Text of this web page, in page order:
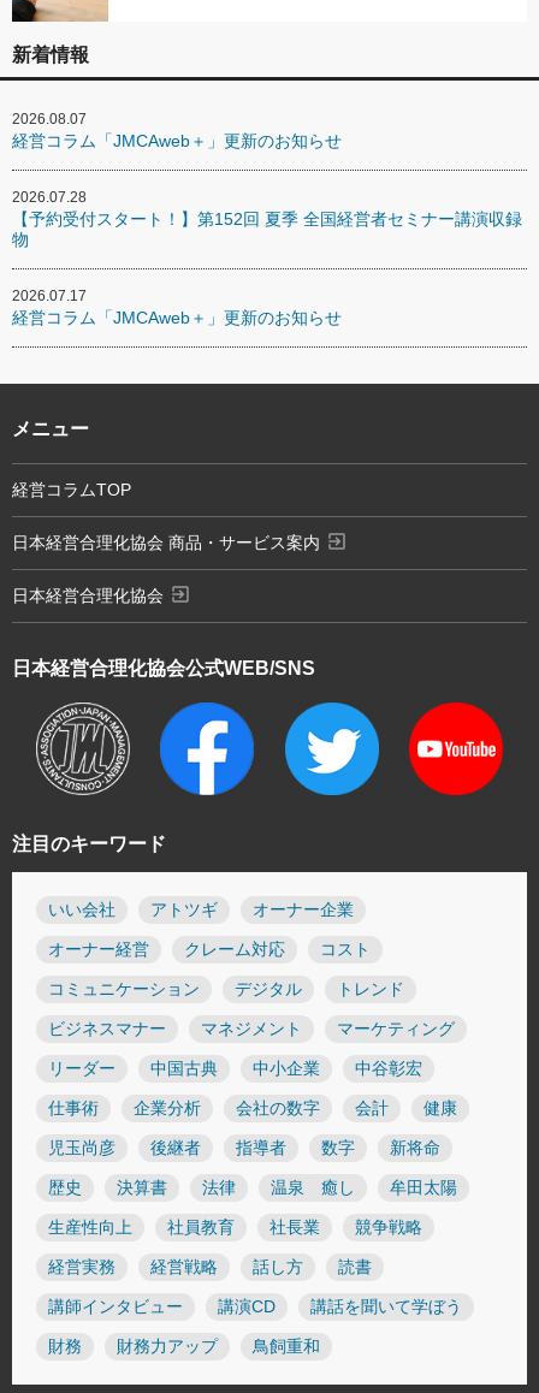
新着情報
2026.08.07
経営コラム「JMCAweb＋」更新のお知らせ
2026.07.28
【予約受付スタート！】第152回 夏季 全国経営者セミナー講演収録
物
2026.07.17
経営コラム「JMCAweb＋」更新のお知らせ
注目のキーワード
いい会社 アトツギ オーナー企業
オーナー経営 クレーム対応 コスト
コミュニケーション デジタル トレンド
ビジネスマナー マネジメント マーケティング
リーダー 中国古典 中小企業 中谷彰宏
仕事術 企業分析 会社の数字 会計 健康
児玉尚彦 後継者 指導者 数字 新将命
歴史 決算書 法律 温泉 癒し 牟田太陽
生産性向上 社員教育 社長業 競争戦略
経営実務 経営戦略 話し方 読書
講師インタビュー 講演CD 講話を聞いて学ぼう
財務 財務力アップ 鳥飼重和
日本経営合理化協会公式WEB/SNS
メニュー
経営コラムTOP
日本経営合理化協会 商品・サービス案内 exit_to_app
日本経営合理化協会 exit_to_app